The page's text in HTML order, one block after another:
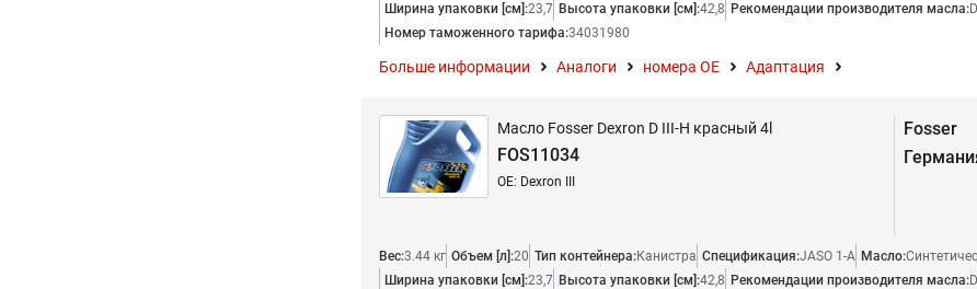
Ширина упаковки [см]:23,7 Высота упаковки [см]:42,8 Рекомендации производителя масла:
Номер таможенного тарифа:34031980
Больше информации Аналоги номера ОЕ Адаптация
Масло Fosser Dexron D III-H красный 4l
FOS11034
OE: Dexron III
Fosser
Вес:3.44 кг Объем [л]:20 Тип контейнера:Канистра Спецификация:JASO 1-A Масло:
Ширина упаковки [см]:23,7 Высота упаковки [см]:42,8 Рекомендации производителя масла: